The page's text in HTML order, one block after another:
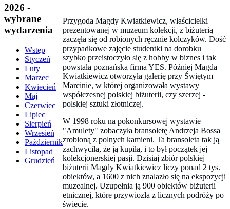
2026 -
wybrane
wydarzenia
Wstęp
Styczeń
Luty
Marzec
Kwiecień
Maj
Czerwiec
Lipiec
Sierpień
Wrzesień
Październik
Listopad
Grudzień
Przygoda Magdy Kwiatkiewicz, właścicielki
prezentowanej w muzeum kolekcji, z biżuterią
zaczęła się od robionych ręcznie kolczyków. Dość
przypadkowe zajęcie studentki na dorobku
szybko przeistoczyło się z hobby w biznes i tak
powstała poznańska firma YES. Później Magda
Kwiatkiewicz otworzyła galerię przy Świętym
Marcinie, w której organizowała wystawy
współczesnej polskiej biżuterii, czy szerzej -
polskiej sztuki złotniczej.
W 1998 roku na pokonkursowej wystawie
"Amulety" zobaczyła bransoletę Andrzeja Bossa
zrobioną z polnych kamieni. Ta bransoleta tak ją
zachwyciła, że ją kupiła, i to był początek jej
kolekcjonerskiej pasji. Dzisiaj zbiór polskiej
biżuterii Magdy Kwiatkiewicz liczy ponad 2 tys.
obiektów, a 1600 z nich znalazło się na ekspozycji
muzealnej. Uzupełnia ją 900 obiektów biżuterii
etnicznej, które przywiozła z licznych podróży po
świecie.